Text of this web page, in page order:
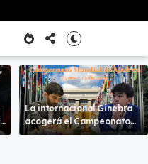
La internacional Ginebra
acogerá el Campeonato
del Mundo